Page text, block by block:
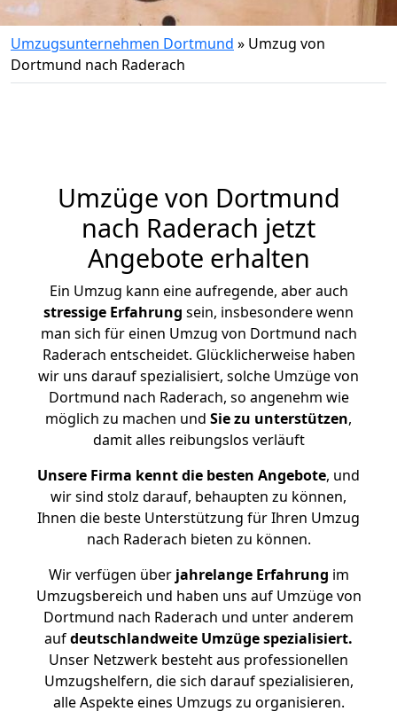
Umzugsunternehmen Dortmund » Umzug von
Dortmund nach Raderach
Umzüge von Dortmund
nach Raderach jetzt
Angebote erhalten
Ein Umzug kann eine aufregende, aber auch
stressige Erfahrung sein, insbesondere wenn
man sich für einen Umzug von Dortmund nach
Raderach entscheidet. Glücklicherweise haben
wir uns darauf spezialisiert, solche Umzüge von
Dortmund nach Raderach, so angenehm wie
möglich zu machen und Sie zu unterstützen,
damit alles reibungslos verläuft
Unsere Firma kennt die besten Angebote, und
wir sind stolz darauf, behaupten zu können,
Ihnen die beste Unterstützung für Ihren Umzug
nach Raderach bieten zu können.
Wir verfügen überjahrelange Erfahrung im
Umzugsbereich und haben uns auf Umzüge von
Dortmund nach Raderach und unter anderem
aufdeutschlandweite Umzüge spezialisiert.
Unser Netzwerk besteht aus professionellen
Umzugshelfern, die sich darauf spezialisieren,
alle Aspekte eines Umzugs zu organisieren.